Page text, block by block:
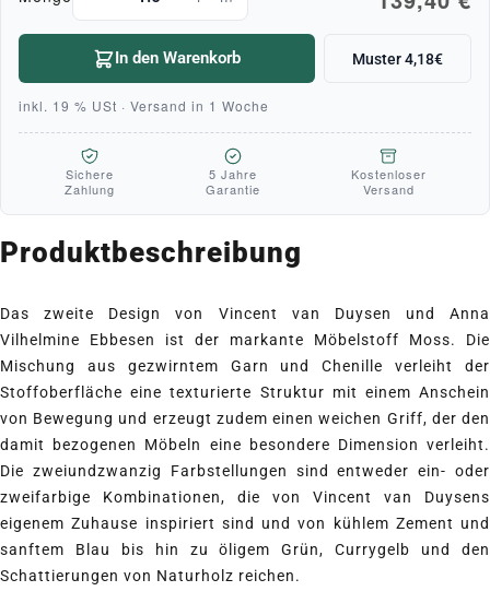
In den Warenkorb Muster 4,18€
inkl. 19 % USt · Versand in 1 Woche
Sichere
Zahlung
5 Jahre
Garantie
Kostenloser
Versand
Produktbeschreibung
Das zweite Design von Vincent van Duysen und Anna
Vilhelmine Ebbesen ist der markante Möbelstoff Moss. Die
Mischung aus gezwirntem Garn und Chenille verleiht der
Stoffoberfläche eine texturierte Struktur mit einem Anschein
von Bewegung und erzeugt zudem einen weichen Griff, der den
damit bezogenen Möbeln eine besondere Dimension verleiht.
Die zweiundzwanzig Farbstellungen sind entweder ein- oder
zweifarbige Kombinationen, die von Vincent van Duysens
eigenem Zuhause inspiriert sind und von kühlem Zement und
sanftem Blau bis hin zu öligem Grün, Currygelb und den
Schattierungen von Naturholz reichen.